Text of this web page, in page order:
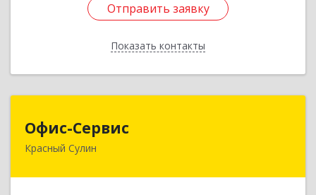
Отправить заявку
Показать контакты
Отправить заявку
Назад
Офис-Сервис
Красный Сулин
346350, Ростовская обл, р-н Красносулинский,